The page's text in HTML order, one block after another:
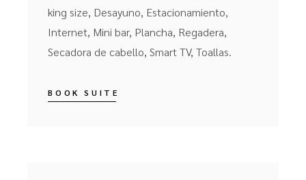
king size, Desayuno, Estacionamiento,
Internet, Mini bar, Plancha, Regadera,
Secadora de cabello, Smart TV, Toallas.
BOOK SUITE